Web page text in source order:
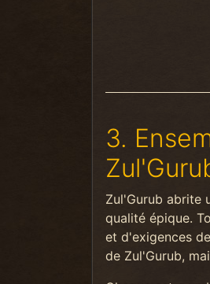
3.
Zul'Gurub abrite
qualité épique.
et d'exigences
de Zul'Gurub,